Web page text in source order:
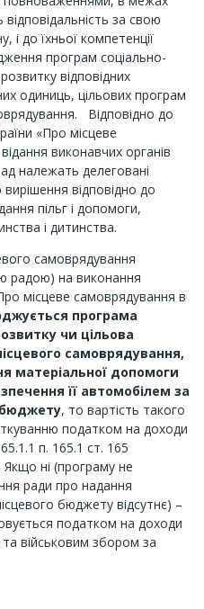
за свою
і до їхньої компетенції
програм соціально-
відповідних
одиниць, цільових програм
Відповідно до
«Про місцеве
виконавчих органів
належать делеговані
відповідно до
пільг і допомоги,
і дитинства.
самоврядування
радою) на виконання
місцеве самоврядування в
програма
чи цільова
самоврядування,
матеріальної допомоги
її автомобілем за
бюджету, то вартість такого
податком на доходи
п. 165.1 ст. 165
ні (програму не
ради про надання
бюджету відсутнє) –
податком на доходи
військовим збором за